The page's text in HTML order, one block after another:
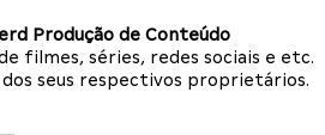
Produção de Conteúdo
filmes, séries, redes sociais e etc.
seus respectivos proprietários.